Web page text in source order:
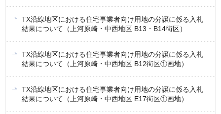
TX沿線地区における住宅事業者向け用地の分譲に係る入札
結果について（上河原崎・中西地区 B13・B14街区）
TX沿線地区における住宅事業者向け用地の分譲に係る入札
結果について（上河原崎・中西地区 B12街区①画地）
TX沿線地区における住宅事業者向け用地の分譲に係る入札
結果について（上河原崎・中西地区 E17街区①画地）